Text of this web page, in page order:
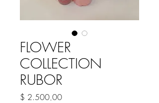
FLOWER
COLLECTION
RUBOR
$ 2.500,00Precio